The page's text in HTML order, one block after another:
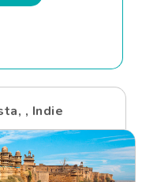
, Indie